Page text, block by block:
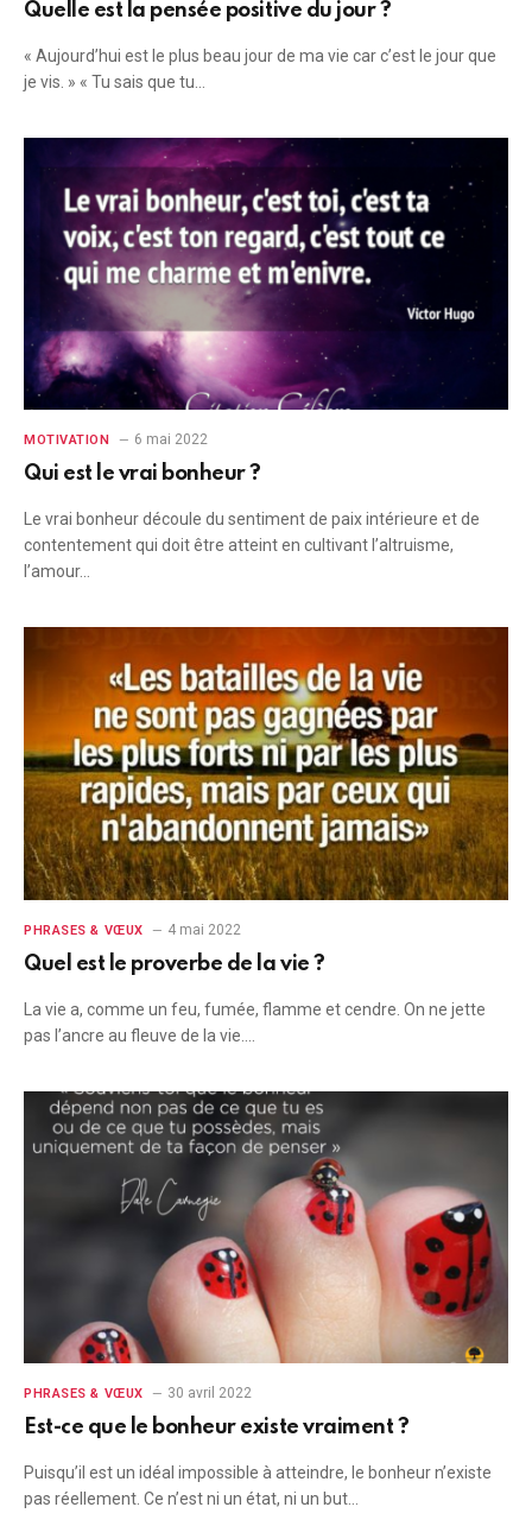
Quelle est la pensée positive du jour ?
« Aujourd’hui est le plus beau jour de ma vie car c’est le jour que
je vis. » « Tu sais que tu…
MOTIVATION 6 mai 2022
Qui est le vrai bonheur ?
Le vrai bonheur découle du sentiment de paix intérieure et de
contentement qui doit être atteint en cultivant l’altruisme,
l’amour…
PHRASES & VŒUX 4 mai 2022
Quel est le proverbe de la vie ?
La vie a, comme un feu, fumée, flamme et cendre. On ne jette
pas l’ancre au fleuve de la vie.…
PHRASES & VŒUX 30 avril 2022
Est-ce que le bonheur existe vraiment ?
Puisqu’il est un idéal impossible à atteindre, le bonheur n’existe
pas réellement. Ce n’est ni un état, ni un but…